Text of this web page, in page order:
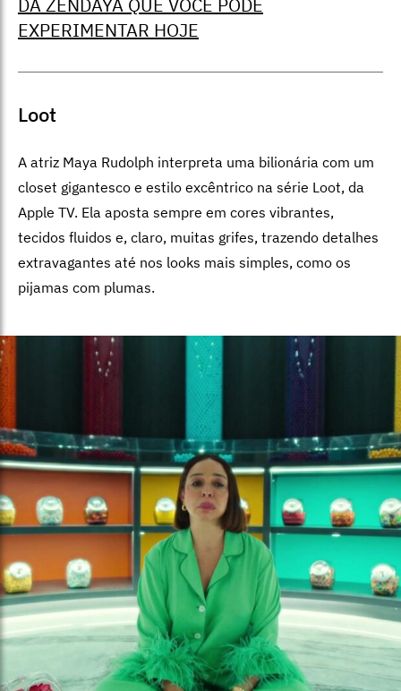
DA ZENDAYA QUE VOCÊ PODE
EXPERIMENTAR HOJE
Loot
A atriz Maya Rudolph interpreta uma bilionária com um
closet gigantesco e estilo excêntrico na série Loot, da
Apple TV. Ela aposta sempre em cores vibrantes,
tecidos fluidos e, claro, muitas grifes, trazendo detalhes
extravagantes até nos looks mais simples, como os
pijamas com plumas.